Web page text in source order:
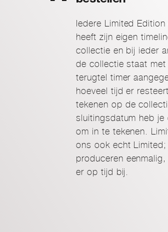
Iedere Limited
heeft zijn eigen
collectie en bij ieder
de collectie staat met
terugtel timer
hoeveel tijd er
tekenen op de
sluitingsdatum heb je
om in te tekenen.
ons ook echt
produceren
er op tijd bij.